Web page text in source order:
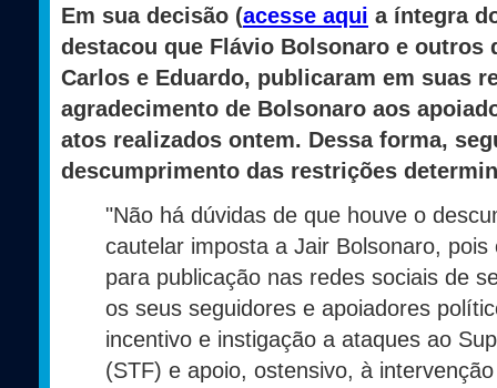
Em sua decisão (acesse aqui a íntegra
destacou que Flávio Bolsonaro e
Carlos e Eduardo, publicaram em suas
agradecimento de Bolsonaro aos
atos realizados ontem. Dessa forma,
descumprimento das restrições
"Não há dúvidas de que houve o
cautelar imposta a Jair Bolsonaro,
para publicação nas redes sociais de
os seus seguidores e apoiadores
incentivo e instigação a ataques ao
(STF) e apoio, ostensivo, à